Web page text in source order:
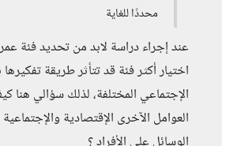
محددًا للغاية
عند إجراء دراسة لابد من تحديد فئة
اختيار أكثر فئة قد تتأثر طريقة
الإجتماعي المختلفة، لذلك سؤالي هنا
العوامل الآخرى الإقتصادية